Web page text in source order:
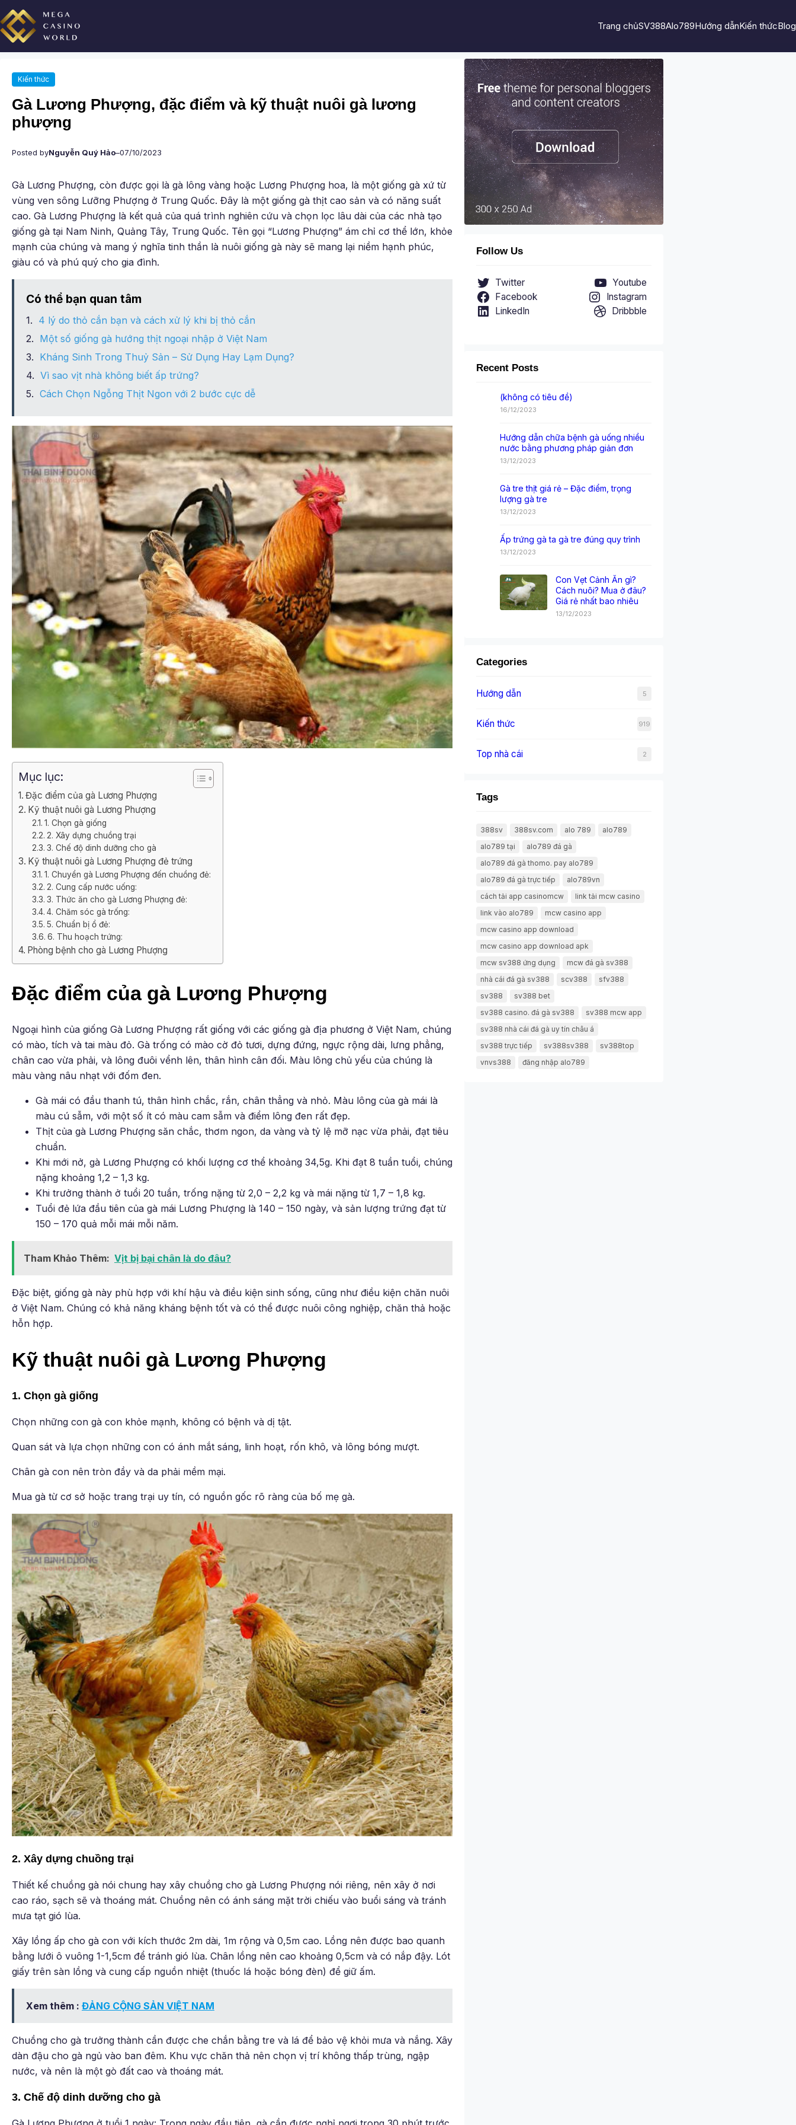
Chuyển
đến
phần
nội
Trang chủSV388Alo789Hướng dẫnKiến thứcBlog
Kiến thức
Gà Lương Phượng, đặc điểm và kỹ thuật nuôi gà lương
phượng
Posted byNguyễn Quý Hảo–07/10/2023
Gà Lương Phượng, còn được gọi là gà lông vàng hoặc Lương Phượng hoa, là một giống gà xứ từ
vùng ven sông Lưỡng Phượng ở Trung Quốc. Đây là một giống gà thịt cao sản và có năng suất
cao. Gà Lương Phượng là kết quả của quá trình nghiên cứu và chọn lọc lâu dài của các nhà tạo
giống gà tại Nam Ninh, Quảng Tây, Trung Quốc. Tên gọi “Lương Phượng” ám chỉ cơ thể lớn, khỏe
mạnh của chúng và mang ý nghĩa tinh thần là nuôi giống gà này sẽ mang lại niềm hạnh phúc,
giàu có và phú quý cho gia đình.
Có thể bạn quan tâm
4 lý do thỏ cắn bạn và cách xử lý khi bị thỏ cắn
Một số giống gà hướng thịt ngoại nhập ở Việt Nam
Kháng Sinh Trong Thuỷ Sản – Sử Dụng Hay Lạm Dụng?
Vì sao vịt nhà không biết ấp trứng?
Cách Chọn Ngỗng Thịt Ngon với 2 bước cực dễ
Mục lục:
Đặc điểm của gà Lương Phượng
Kỹ thuật nuôi gà Lương Phượng
1. Chọn gà giống
2. Xây dựng chuồng trại
3. Chế độ dinh dưỡng cho gà
Kỹ thuật nuôi gà Lương Phượng đẻ trứng
1. Chuyển gà Lương Phượng đến chuồng đẻ:
2. Cung cấp nước uống:
3. Thức ăn cho gà Lương Phượng đẻ:
4. Chăm sóc gà trống:
5. Chuẩn bị ổ đẻ:
6. Thu hoạch trứng:
Phòng bệnh cho gà Lương Phượng
Đặc điểm của gà Lương Phượng
Ngoại hình của giống Gà Lương Phượng rất giống với các giống gà địa phương ở Việt Nam, chúng
có mào, tích và tai màu đỏ. Gà trống có mào cờ đỏ tươi, dựng đứng, ngực rộng dài, lưng phẳng,
chân cao vừa phải, và lông đuôi vểnh lên, thân hình cân đối. Màu lông chủ yếu của chúng là
màu vàng nâu nhạt với đốm đen.
Gà mái có đầu thanh tú, thân hình chắc, rắn, chân thẳng và nhỏ. Màu lông của gà mái là
màu cú sẫm, với một số ít có màu cam sẫm và điểm lông đen rất đẹp.
Thịt của gà Lương Phượng săn chắc, thơm ngon, da vàng và tỷ lệ mỡ nạc vừa phải, đạt tiêu
chuẩn.
Khi mới nở, gà Lương Phượng có khối lượng cơ thể khoảng 34,5g. Khi đạt 8 tuần tuổi, chúng
nặng khoảng 1,2 – 1,3 kg.
Khi trưởng thành ở tuổi 20 tuần, trống nặng từ 2,0 – 2,2 kg và mái nặng từ 1,7 – 1,8 kg.
Tuổi đẻ lứa đầu tiên của gà mái Lương Phượng là 140 – 150 ngày, và sản lượng trứng đạt từ
150 – 170 quả mỗi mái mỗi năm.
Tham Khảo Thêm: Vịt bị bại chân là do đâu?
Đặc biệt, giống gà này phù hợp với khí hậu và điều kiện sinh sống, cũng như điều kiện chăn nuôi
ở Việt Nam. Chúng có khả năng kháng bệnh tốt và có thể được nuôi công nghiệp, chăn thả hoặc
hỗn hợp.
Kỹ thuật nuôi gà Lương Phượng
1. Chọn gà giống
Chọn những con gà con khỏe mạnh, không có bệnh và dị tật.
Quan sát và lựa chọn những con có ánh mắt sáng, linh hoạt, rốn khô, và lông bóng mượt.
Chân gà con nên tròn đầy và da phải mềm mại.
Mua gà từ cơ sở hoặc trang trại uy tín, có nguồn gốc rõ ràng của bố mẹ gà.
2. Xây dựng chuồng trại
Thiết kế chuồng gà nói chung hay xây chuồng cho gà Lương Phượng nói riêng, nên xây ở nơi
cao ráo, sạch sẽ và thoáng mát. Chuồng nên có ánh sáng mặt trời chiếu vào buổi sáng và tránh
mưa tạt gió lùa.
Xây lồng ấp cho gà con với kích thước 2m dài, 1m rộng và 0,5m cao. Lồng nên được bao quanh
bằng lưới ô vuông 1-1,5cm để tránh gió lùa. Chân lồng nên cao khoảng 0,5cm và có nắp đậy. Lót
giấy trên sàn lồng và cung cấp nguồn nhiệt (thuốc lá hoặc bóng đèn) để giữ ấm.
Xem thêm : ĐẢNG CỘNG SẢN VIỆT NAM
Chuồng cho gà trưởng thành cần được che chắn bằng tre và lá để bảo vệ khỏi mưa và nắng. Xây
dàn đậu cho gà ngủ vào ban đêm. Khu vực chăn thả nên chọn vị trí không thấp trùng, ngập
nước, và nên là một gò đất cao và thoáng mát.
3. Chế độ dinh dưỡng cho gà
Follow Us
Twitter
Youtube
Facebook
Instagram
LinkedIn
Dribbble
Recent Posts
(không có tiêu đề)
16/12/2023
Hướng dẫn chữa bệnh gà uống nhiều
nước bằng phương pháp giản đơn
13/12/2023
Gà tre thịt giá rẻ – Đặc điểm, trọng
lượng gà tre
13/12/2023
Ấp trứng gà ta gà tre đúng quy trình
13/12/2023
Con Vẹt Cảnh Ăn gì?
Cách nuôi? Mua ở đâu?
Giá rẻ nhất bao nhiêu
13/12/2023
Categories
Hướng dẫn 5
Kiến thức 919
Top nhà cái 2
Tags
388sv 388sv.com alo 789
alo789
alo789 tại
alo789 đá gà
alo789 đá gà thomo. pay alo789
alo789 đá gà trực tiếp
alo789vn
cách tải app casinomcw
link tải mcw casino
link vào alo789
mcw casino app
mcw casino app download
mcw casino app download apk
mcw sv388 ứng dụng
mcw đá gà sv388
nhà cái đá gà sv388
scv388
sfv388
sv388
sv388 bet
sv388 casino. đá gà sv388
sv388 mcw app
sv388 nhà cái đá gà uy tín châu á
sv388 trực tiếp
sv388sv388
sv388top
vnvs388
đăng nhập alo789